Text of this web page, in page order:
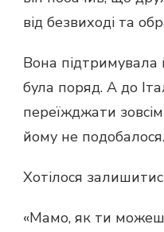
від безвиході та
Вона підтримувала
була поряд. А до
переїжджати
йому не подобалося.
Хотілося
«Мамо, як ти можеш